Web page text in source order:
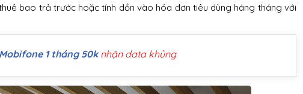
bao trả trước hoặc tính dồn vào hóa đơn tiêu dùng háng tháng với
1 tháng 50knhận data khủng